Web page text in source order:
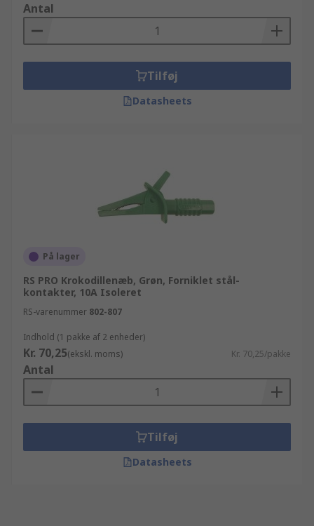
Antal
Tilføj
Datasheets
På lager
RS PRO Krokodillenæb, Grøn, Forniklet stål-
kontakter, 10A Isoleret
RS-varenummer 802-807
Indhold (1 pakke af 2 enheder)
Kr. 70,25(ekskl. moms) Kr. 70,25/pakke
Antal
Tilføj
Datasheets